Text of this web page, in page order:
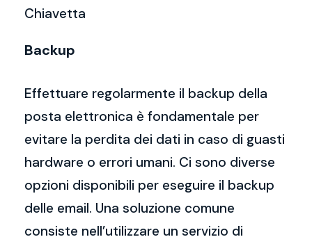
Chiavetta
Backup
Effettuare regolarmente il backup della
posta elettronica è fondamentale per
evitare la perdita dei dati in caso di guasti
hardware o errori umani. Ci sono diverse
opzioni disponibili per eseguire il backup
delle email. Una soluzione comune
consiste nell’utilizzare un servizio di